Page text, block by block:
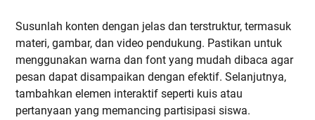
Susunlah konten dengan jelas dan terstruktur, termasuk
materi, gambar, dan video pendukung. Pastikan untuk
menggunakan warna dan font yang mudah dibaca agar
pesan dapat disampaikan dengan efektif. Selanjutnya,
tambahkan elemen interaktif seperti kuis atau
pertanyaan yang memancing partisipasi siswa.